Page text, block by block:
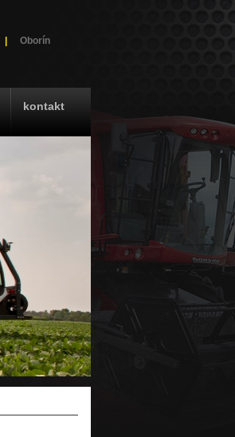
Oborín
kontakt